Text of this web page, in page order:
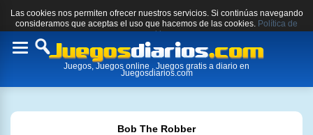
Las cookies nos permiten ofrecer nuestros servicios. Si continúas navegando
consideramos que aceptas el uso que hacemos de las cookies. Política de
cookies.
Toggle
Juegos, Juegos online , Juegos gratis a diario en
Juegosdiarios.com
Bob The Robber